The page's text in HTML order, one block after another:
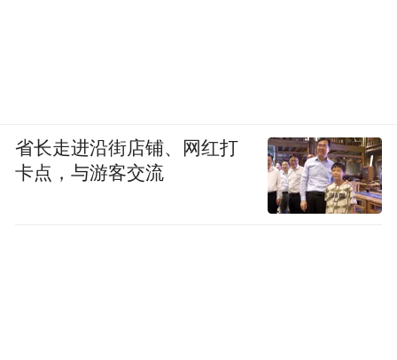
省长走进沿街店铺、网红打
卡点，与游客交流